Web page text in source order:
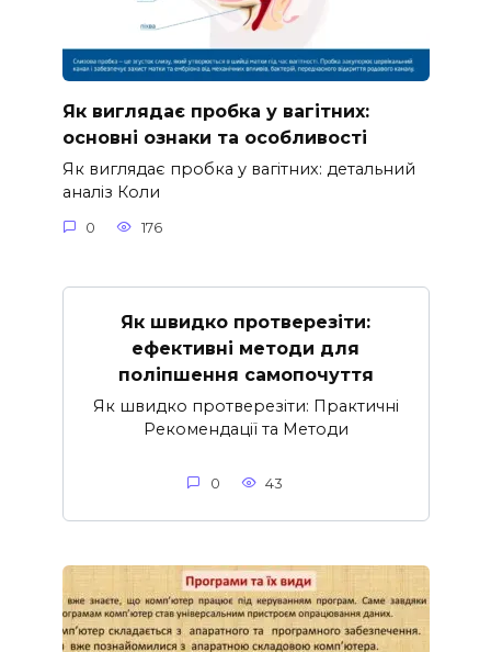
Як виглядає пробка у вагітних:
основні ознаки та особливості
Як виглядає пробка у вагітних: детальний
аналіз Коли
0 176
Як швидко протверезіти:
ефективні методи для
поліпшення самопочуття
Як швидко протверезіти: Практичні
Рекомендації та Методи
0 43